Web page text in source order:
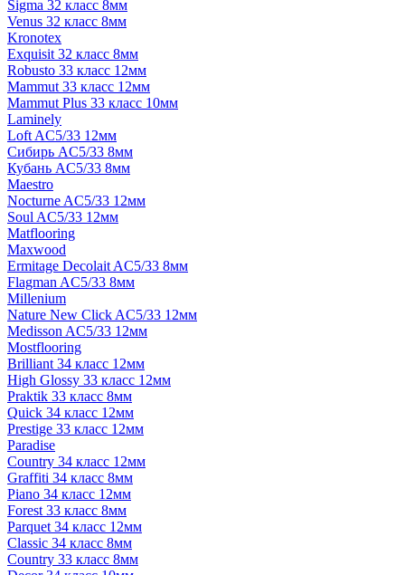
Sigma 32 класс 8мм
Venus 32 класс 8мм
Kronotex
Exquisit 32 класс 8мм
Robusto 33 класс 12мм
Mammut 33 класс 12мм
Mammut Plus 33 класс 10мм
Laminely
Loft AC5/33 12мм
Сибирь AC5/33 8мм
Кубань AC5/33 8мм
Maestro
Nocturne AC5/33 12мм
Soul AC5/33 12мм
Matflooring
Maxwood
Ermitage Decolait AC5/33 8мм
Flagman AC5/33 8мм
Millenium
Nature New Click AC5/33 12мм
Medisson AC5/33 12мм
Mostflooring
Brilliant 34 класс 12мм
High Glossy 33 класс 12мм
Praktik 33 класс 8мм
Quick 34 класс 12мм
Prestige 33 класс 12мм
Paradise
Country 34 класс 12мм
Graffiti 34 класс 8мм
Piano 34 класс 12мм
Forest 33 класс 8мм
Parquet 34 класс 12мм
Classic 34 класс 8мм
Country 33 класс 8мм